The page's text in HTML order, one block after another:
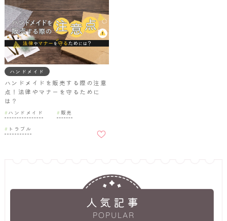
ハンドメイド
ハンドメイドを販売する際の注意
点！法律やマナーを守るために
は？
ハンドメイド 販売
トラブル
入りに
人気記事
POPULAR